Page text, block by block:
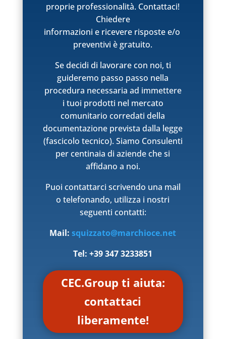
proprie professionalità. Contattaci!
Chiedere
informazioni e ricevere risposte e/o
preventivi è gratuito.
Se decidi di lavorare con noi, ti
guideremo passo passo nella
procedura necessaria ad immettere
i tuoi prodotti nel mercato
comunitario corredati della
documentazione prevista dalla legge
(fascicolo tecnico). Siamo Consulenti
per centinaia di aziende che si
affidano a noi.
Puoi contattarci scrivendo una mail
o telefonando, utilizza i nostri
seguenti contatti:
Mail:squizzato@marchioce.net
Tel: +39 347 3233851
CEC.Group ti aiuta:
contattaci
liberamente!